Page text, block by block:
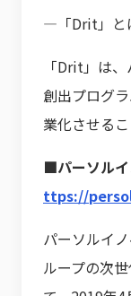
―「Drit」と
「Drit」は
創出プログ
業化させる
■パーソルイ
ttps://
パーソルイ
ループの次